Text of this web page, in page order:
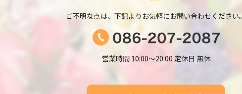
ご不明な点は、下記よりお気軽にお問い合わせください。
営業時間 10:00～20:00 定休日 無休